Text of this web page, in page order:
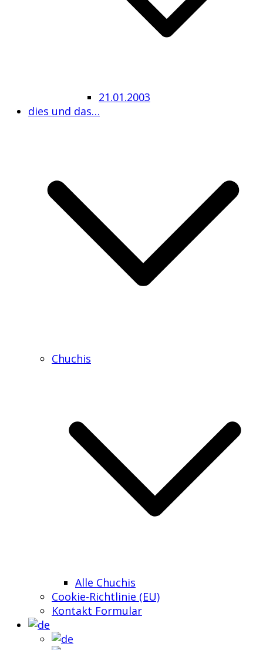
21.01.2003
dies und das…
Chuchis
Alle Chuchis
Cookie-Richtlinie (EU)
Kontakt Formular